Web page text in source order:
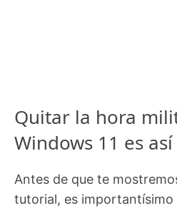
Quitar la hora
Windows 11 es
Antes de que te
tutorial, es importantísimo